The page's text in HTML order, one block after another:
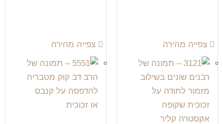
צפייה מהירה צפייה מהירה